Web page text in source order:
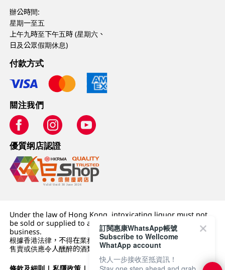
辦公時間:
星期一至五
上午九時至下午五時 (星期六、
日及公眾假期休息)
付款方式
關注我們
優質纲店認證
Under the law of Hong Kong, intoxicating liquor must not
be sold or supplied to a minor (under 18) in the course of
business.
根據香港法律，不得在業務過程中，向未成年人 (18 歲以下人士)
售賣或供應令人醺醉的酒類。
條款及細則 |私隱政策 | DFI零售集團
訂閱惠康WhatsApp帳號
Subscribe to Wellcome
WhatApp account
快人一步接收至抵資訊！